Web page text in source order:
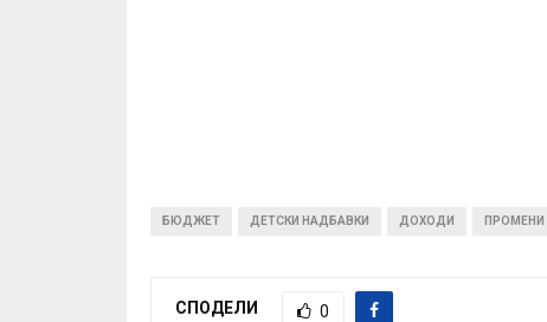
БЮДЖЕТ ДЕТСКИ НАДБАВКИ ДОХОДИ ПРОМЕНИ
СПОДЕЛИ 0